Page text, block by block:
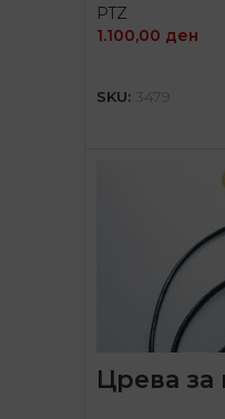
PTZ
1.100,00 ден
SKU: 3479
Црева за